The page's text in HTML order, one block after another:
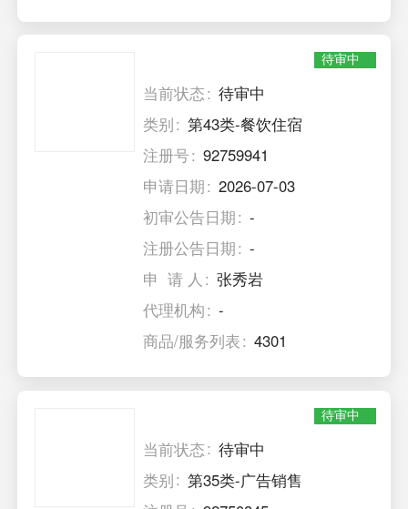
待审中
当前状态
待审中
类别
第43类-餐饮住宿
注册号
92759941
申请日期
2026-07-03
初审公告日期
-
注册公告日期
-
申 请 人
张秀岩
代理机构
-
商品/服务列表
4301
待审中
当前状态
待审中
类别
第35类-广告销售